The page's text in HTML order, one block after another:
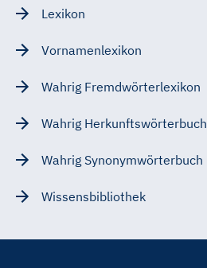
Lexikon
Vornamenlexikon
Wahrig Fremdwörterlexikon
Wahrig Herkunftswörterbuch
Wahrig Synonymwörterbuch
Wissensbibliothek